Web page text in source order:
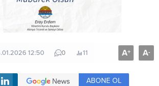
12:50 0 11 A+ A-
ABONE OL